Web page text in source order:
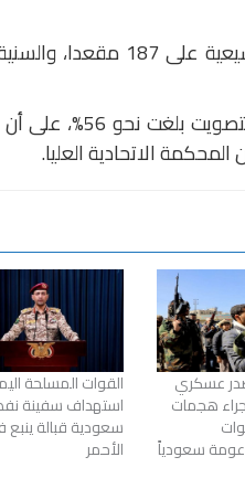
من الجدير ذكره أن
الاتحادية العليا.
عسكري
جراء هجمات
سعودياً
القوات المسلحة
استهداف سفينة
سعودية قبالة ينبع
الأحمر